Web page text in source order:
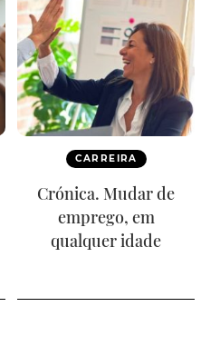
CARREIRA
Crónica. Mudar de
emprego, em
qualquer idade